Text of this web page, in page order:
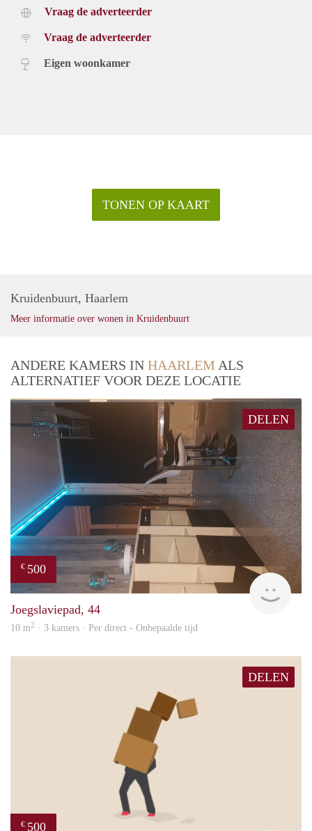
Vraag de adverteerder
Vraag de adverteerder
Eigen woonkamer
TONEN OP KAART
Kruidenbuurt, Haarlem
Meer informatie over wonen in Kruidenbuurt
ANDERE KAMERS IN HAARLEM ALS
ALTERNATIEF VOOR DEZE LOCATIE
DELEN
€ 500
Joegslaviepad, 44
10 m2 · 3 kamers · Per direct - Onbepaalde tijd
DELEN
€ 500